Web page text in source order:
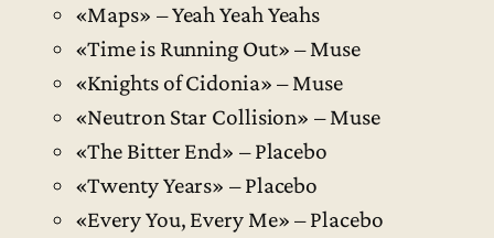
«Maps» – Yeah Yeah Yeahs
«Time is Running Out» – Muse
«Knights of Cidonia» – Muse
«Neutron Star Collision» – Muse
«The Bitter End» – Placebo
«Twenty Years» – Placebo
«Every You, Every Me» – Placebo